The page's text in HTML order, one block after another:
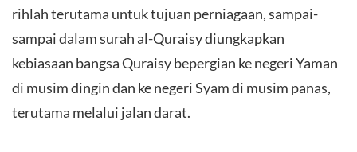
rihlah terutama untuk tujuan perniagaan, sampai-
sampai dalam surah al-Quraisy diungkapkan
kebiasaan bangsa Quraisy bepergian ke negeri Yaman
di musim dingin dan ke negeri Syam di musim panas,
terutama melalui jalan darat.